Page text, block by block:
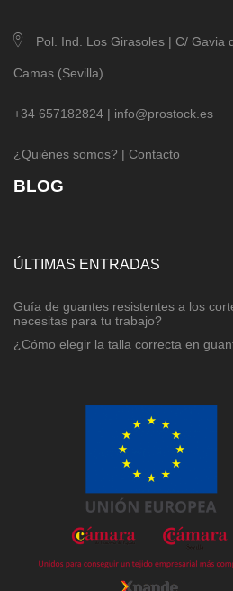
Pol. Ind. Los Girasoles | C/ Gavia
Camas (Sevilla)
+34 657182824 | info@prostock.es
¿Quiénes somos? | Contacto
BLOG
ÚLTIMAS ENTRADAS
Guía de guantes resistentes a los
necesitas para tu trabajo?
¿Cómo elegir la talla correcta en